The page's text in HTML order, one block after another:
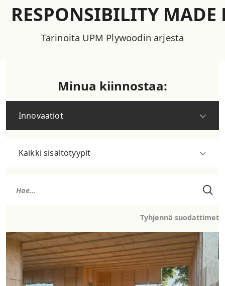
RESPONSIBILITY MADE
Tarinoita UPM Plywoodin arjesta
Minua kiinnostaa:
Innovaatiot
Kaikki sisältötyypit
Tyhjennä suodattimet